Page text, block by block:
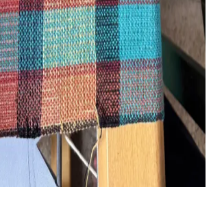
Dokuma Tezgahı Üretimi ve İlk
kişisel dokuma tezgahları ekonomik ve
üretiliyor. İlk atkı deneyimi teknik
sorunlarıyla birlikte paylaşılıyor.
Kurulumunun Zorlukları ve
Teknik ve Pratik Yaklaşımlar
ipliklerin doğru yerleştirilmesi ve tezgah
içerir. Sabır ve pratikle öğrenilen bu
temelini oluşturur.